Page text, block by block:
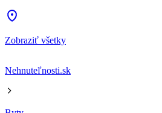
Zobraziť všetky
Nehnuteľnosti.sk